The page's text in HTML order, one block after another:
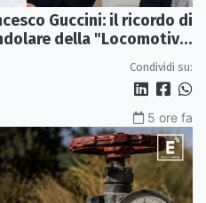
Guccini: il ricordo di
della "Locomotiva
Condividi su:
5 ore fa